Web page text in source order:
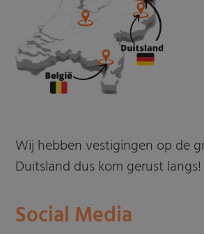
Wij hebben vestigingen op de
Duitsland dus kom gerust langs!
Social Media